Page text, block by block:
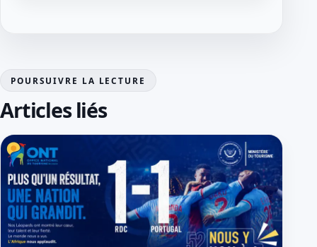
POURSUIVRE LA LECTURE
Articles liés